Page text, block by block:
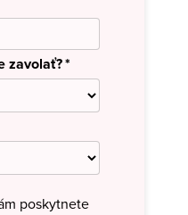
zavolať?
poskytnete